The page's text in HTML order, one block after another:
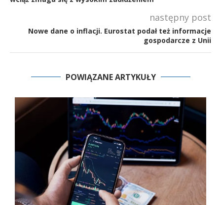
następny post
Nowe dane o inflacji. Eurostat podał też informacje
gospodarcze z Unii
POWIĄZANE ARTYKUŁY